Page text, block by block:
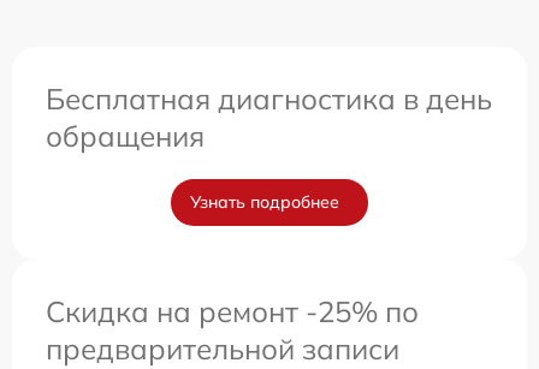
Бесплатная диагностика в день
обращения
Узнать подробнее
Скидка на ремонт -25% по
предварительной записи